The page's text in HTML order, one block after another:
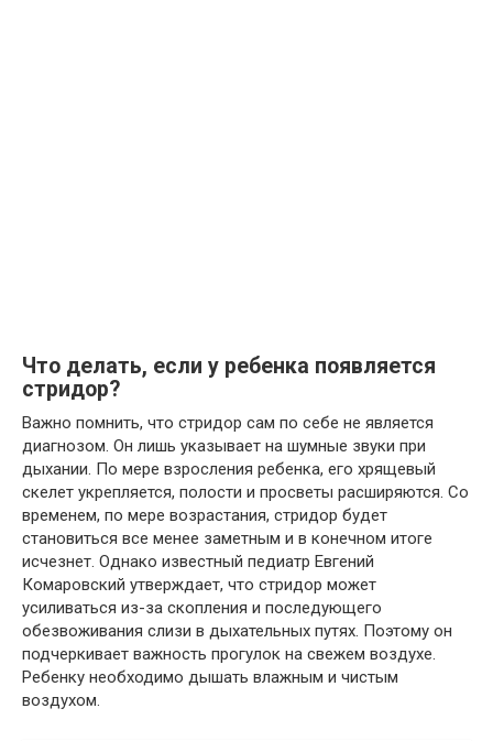
Что делать, если у ребенка появляется
стридор?
Важно помнить, что стридор сам по себе не является
диагнозом. Он лишь указывает на шумные звуки при
дыхании. По мере взросления ребенка, его хрящевый
скелет укрепляется, полости и просветы расширяются. Со
временем, по мере возрастания, стридор будет
становиться все менее заметным и в конечном итоге
исчезнет. Однако известный педиатр Евгений
Комаровский утверждает, что стридор может
усиливаться из-за скопления и последующего
обезвоживания слизи в дыхательных путях. Поэтому он
подчеркивает важность прогулок на свежем воздухе.
Ребенку необходимо дышать влажным и чистым
воздухом.